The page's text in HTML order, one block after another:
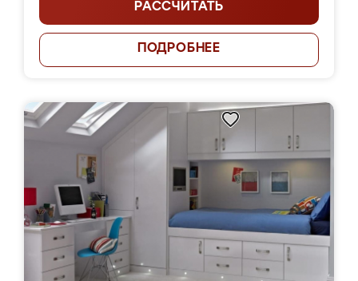
РАССЧИТАТЬ
ПОДРОБНЕЕ